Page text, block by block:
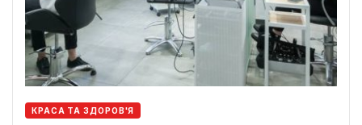
КРАСА ТА ЗДОРОВ'Я